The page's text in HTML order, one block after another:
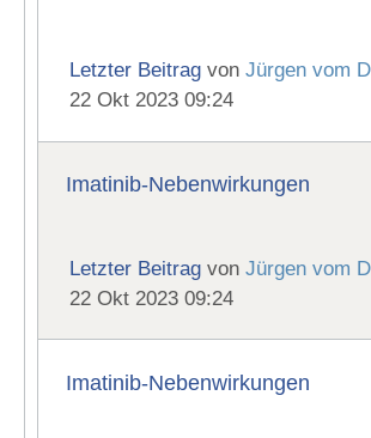
Letzter Beitrag vonJürgen vom
22 Okt 2023 09:24
Imatinib-Nebenwirkungen
Letzter Beitrag vonJürgen vom
22 Okt 2023 09:24
Imatinib-Nebenwirkungen